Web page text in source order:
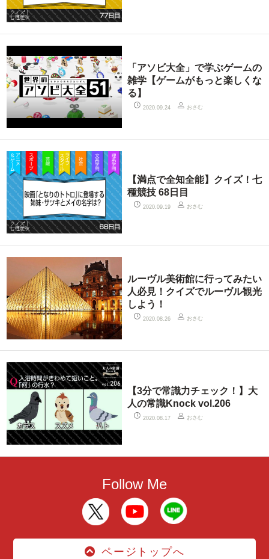
「アソビ大全」で学ぶゲームの
雑学【ゲームがもっと楽しくな
る】
2020.09.24 おさむ
【満点で全知全能】クイズ！七
種競技 68日目
2020.09.19 おさむ
ルーヴル美術館に行ってみたい
人必見！クイズでルーヴル観光
しよう！
2020.08.26 おさむ
【3分で常識力チェック！】大
人の常識Knock vol.206
2020.08.17 おさむ
Follow Me
ページトップへ